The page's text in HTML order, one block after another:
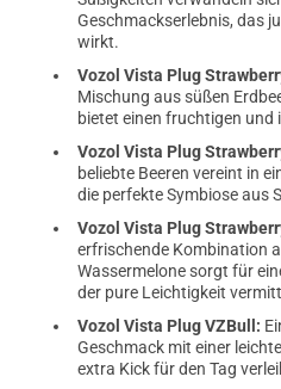
Geschmackserlebnis, das
wirkt.
Vozol Vista Plug
Mischung aus süßen
bietet einen fruchtigen
Vozol Vista Plug
beliebte Beeren vereint in
die perfekte Symbiose aus
Vozol Vista Plug
erfrischende Kombination
Wassermelone sorgt für
der pure Leichtigkeit
Vozol Vista Plug VZBull:
Geschmack mit einer
extra Kick für den Tag